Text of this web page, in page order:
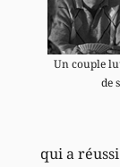
Un couple
de
qui a